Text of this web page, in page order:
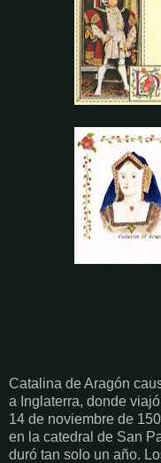
Catalina de Aragón
a Inglaterra, donde
14 de noviembre de
en la catedral de San
duró tan solo un año.